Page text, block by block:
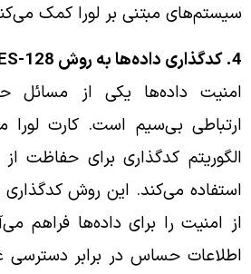
سیستم‌های مبتنی بر لورا کمک
4. کدگذاری داده‌ها به روش AES-128
امنیت داده‌ها یکی از مسائل
الگوریتم کدگذاری برای حفاظت
استفاده می‌کند. این روش کدگذاری
از امنیت را برای داده‌ها فراهم
اطلاعات حساس در برابر دسترسی